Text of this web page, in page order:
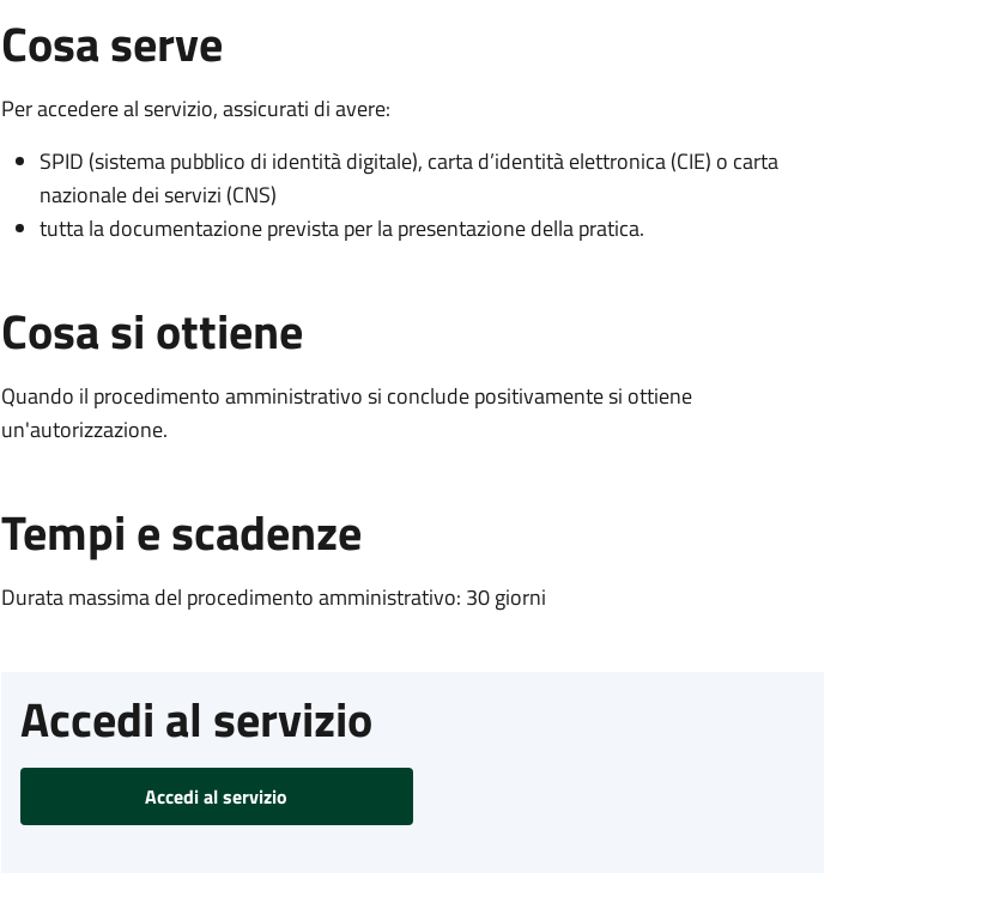
Cosa serve
Per accedere al servizio, assicurati di avere:
SPID (sistema pubblico di identità digitale), carta d’identità elettronica (CIE) o carta
nazionale dei servizi (CNS)
tutta la documentazione prevista per la presentazione della pratica.
Cosa si ottiene
Quando il procedimento amministrativo si conclude positivamente si ottiene
un'autorizzazione.
Tempi e scadenze
Durata massima del procedimento amministrativo: 30 giorni
Accedi al servizio
Accedi al servizio